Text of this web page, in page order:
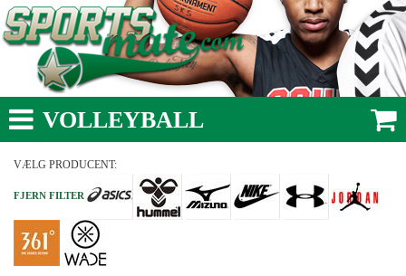
VOLLEYBALL
VÆLG PRODUCENT:
FJERN FILTER